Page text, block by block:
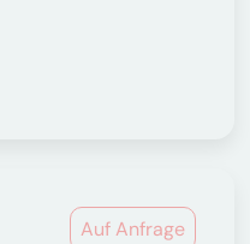
Auf Anfrage